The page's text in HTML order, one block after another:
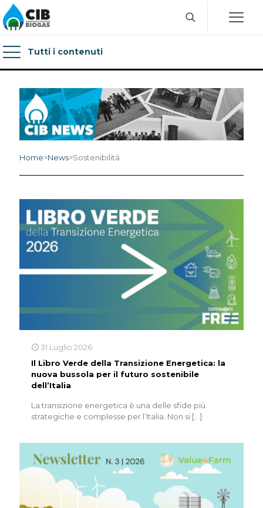
Tutti i contenuti
Home>News>Sostenibilità
31 Luglio 2026
Il Libro Verde della Transizione Energetica: la
nuova bussola per il futuro sostenibile
dell’Italia
La transizione energetica è una delle sfide più
strategiche e complesse per l’Italia. Non si […]